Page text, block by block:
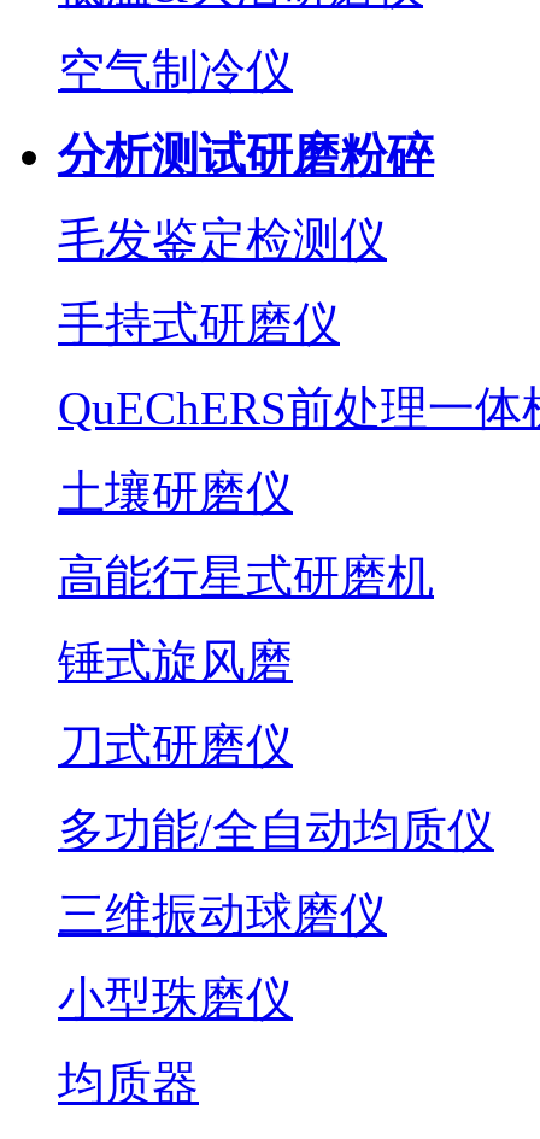
空气制冷仪
分析测试研磨粉碎
毛发鉴定检测仪
手持式研磨仪
QuEChERS前处理一体
土壤研磨仪
高能行星式研磨机
锤式旋风磨
刀式研磨仪
多功能/全自动均质仪
三维振动球磨仪
小型珠磨仪
均质器